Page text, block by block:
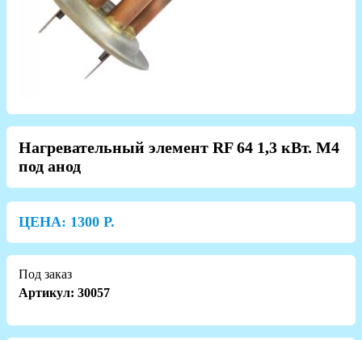
Нагревательный элемент RF 64 1,3 кВт. M4
под анод
ЦЕНА: 1300 Р.
Под заказ
Артикул: 30057